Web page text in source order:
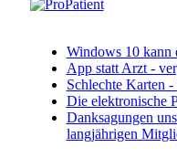
Windows 10 kann
App statt Arzt -
Schlechte Karten
Die elektronische
Danksagungen
langjährigen